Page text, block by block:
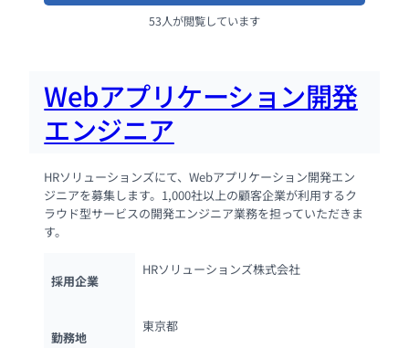
53人が閲覧しています
Webアプリケーション開発
エンジニア
HRソリューションズにて、Webアプリケーション開発エン
ジニアを募集します。1,000社以上の顧客企業が利用するク
ラウド型サービスの開発エンジニア業務を担っていただきま
す。
採用企業
HRソリューションズ株式会社
勤務地
東京都